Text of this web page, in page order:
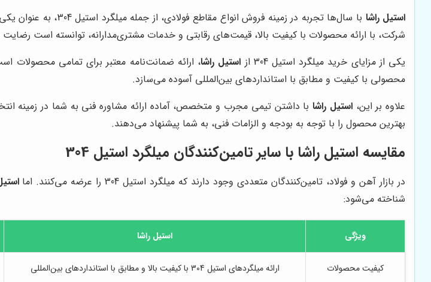
استیل راشا
با سال‌ها تجربه در
شرکت، با ارائه محصولات با کیفیت بالا، قیمت‌های رقابتی و خدمات مشتری‌مدارانه، توانسته است
یکی از مزایای خرید میلگرد استیل 304 از
استیل راشا، ارائه ضمانت‌نامه معتبر برای تمامی محصولات
محصولی با کیفیت و مطابق با استانداردهای بین‌المللی آسوده می‌سازد.
علاوه بر این،استیل راشا
بهترین محصول را با توجه به بودجه و الزامات فنی، به شما پیشنهاد می‌دهند.
مقایسه استیل راشا با سایر تامین‌کنندگان میلگرد استیل 304
در بازار آهن و فولاد، تامین‌کنندگان متعددی وجود دارند که میلگرد استیل 304 را عرضه می‌کنند. اما
شناخته می‌شود:
ویژگی استیل راشا
کیفیت محصولات ارائه میلگردهای استیل 304 با کیفیت بالا و مطابق با استانداردهای بین‌المللی